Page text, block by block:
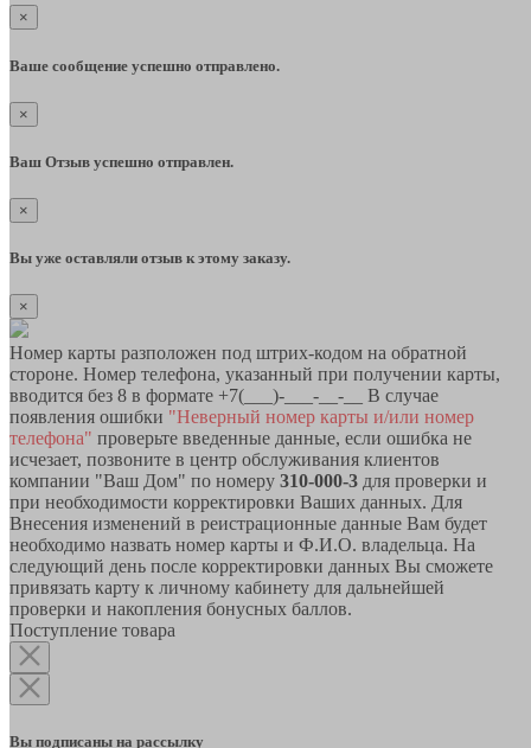
×
Ваше сообщение успешно отправлено.
×
Ваш Отзыв успешно отправлен.
×
Вы уже оставляли отзыв к этому заказу.
×
Номер карты разположен под штрих-кодом на обратной
стороне. Номер телефона, указанный при получении карты,
вводится без 8 в формате +7(___)-___-__-__ В случае
появления ошибки "Неверный номер карты и/или номер
телефона" проверьте введенные данные, если ошибка не
исчезает, позвоните в центр обслуживания клиентов
компании "Ваш Дом" по номеру 310-000-3 для проверки и
при необходимости корректировки Ваших данных. Для
Внесения изменений в реистрационные данные Вам будет
необходимо назвать номер карты и Ф.И.О. владельца. На
следующий день после корректировки данных Вы сможете
привязать карту к личному кабинету для дальнейшей
проверки и накопления бонусных баллов.
Поступление товара
Вы подписаны на рассылку